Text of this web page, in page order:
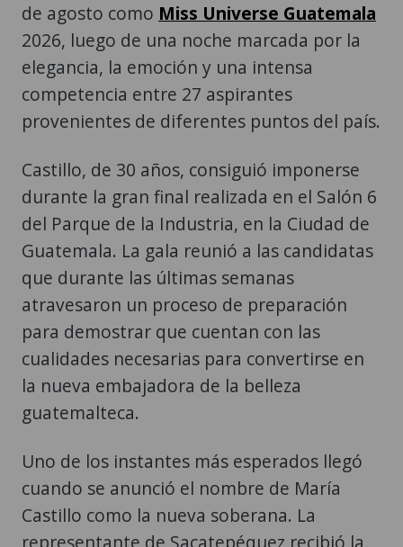
de agosto como Miss Universe Guatemala
2026, luego de una noche marcada por la
elegancia, la emoción y una intensa
competencia entre 27 aspirantes
provenientes de diferentes puntos del país.
Castillo, de 30 años, consiguió imponerse
durante la gran final realizada en el Salón 6
del Parque de la Industria, en la Ciudad de
Guatemala. La gala reunió a las candidatas
que durante las últimas semanas
atravesaron un proceso de preparación
para demostrar que cuentan con las
cualidades necesarias para convertirse en
la nueva embajadora de la belleza
guatemalteca.
Uno de los instantes más esperados llegó
cuando se anunció el nombre de María
Castillo como la nueva soberana. La